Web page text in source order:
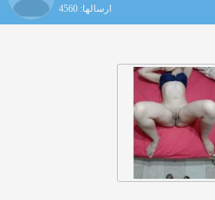
ارسالها: 4560